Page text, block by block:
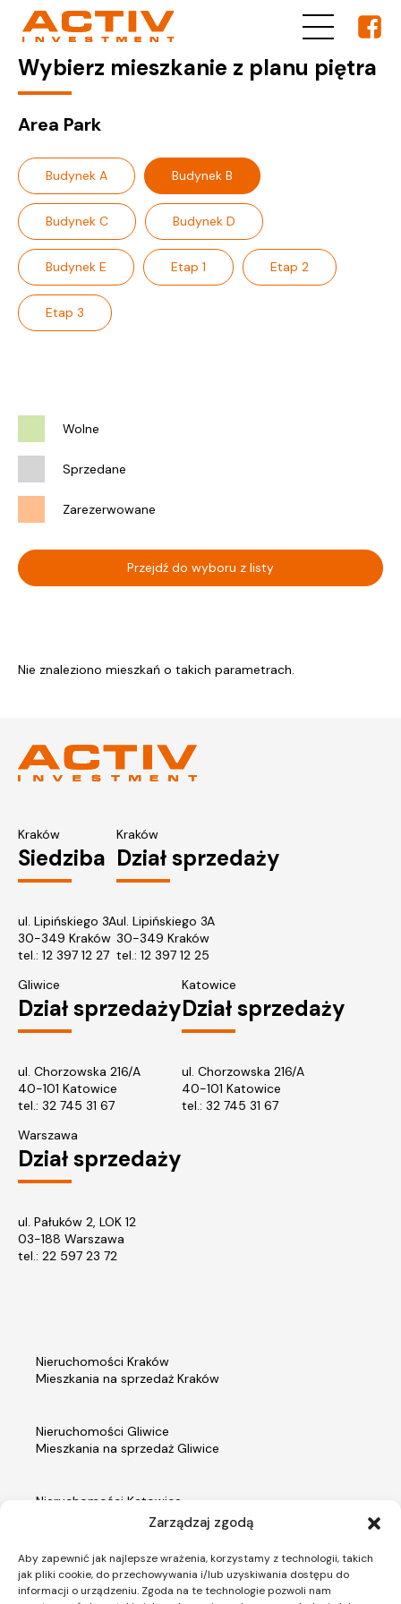
Zarządzaj zgodą
Aby zapewnić jak najlepsze wrażenia, korzystamy z technologii, takich
jak pliki cookie, do przechowywania i/lub uzyskiwania dostępu do
informacji o urządzeniu. Zgoda na te technologie pozwoli nam
Wybierz mieszkanie z planu piętra
Area Park
Budynek A Budynek B
Budynek C Budynek D
Budynek E Etap 1 Etap 2
Etap 3
Wolne
Sprzedane
Zarezerwowane
Przejdź do wyboru z listy
Nie znaleziono mieszkań o takich parametrach.
Kraków
Siedziba
ul. Lipińskiego 3A
30-349 Kraków
tel.: 12 397 12 27
Kraków
Dział sprzedaży
ul. Lipińskiego 3A
30-349 Kraków
tel.: 12 397 12 25
Gliwice
Dział sprzedaży
ul. Chorzowska 216/A
40-101 Katowice
tel.: 32 745 31 67
Katowice
Dział sprzedaży
ul. Chorzowska 216/A
40-101 Katowice
tel.: 32 745 31 67
Warszawa
Dział sprzedaży
ul. Pałuków 2, LOK 12
03-188 Warszawa
tel.: 22 597 23 72
Nieruchomości Kraków
Mieszkania na sprzedaż Kraków
Nieruchomości Gliwice
Mieszkania na sprzedaż Gliwice
Nieruchomości Katowice
Mieszkania na sprzedaż Katowice
Nieruchomości Warszawa
Mieszkania na sprzedaż Warszawa